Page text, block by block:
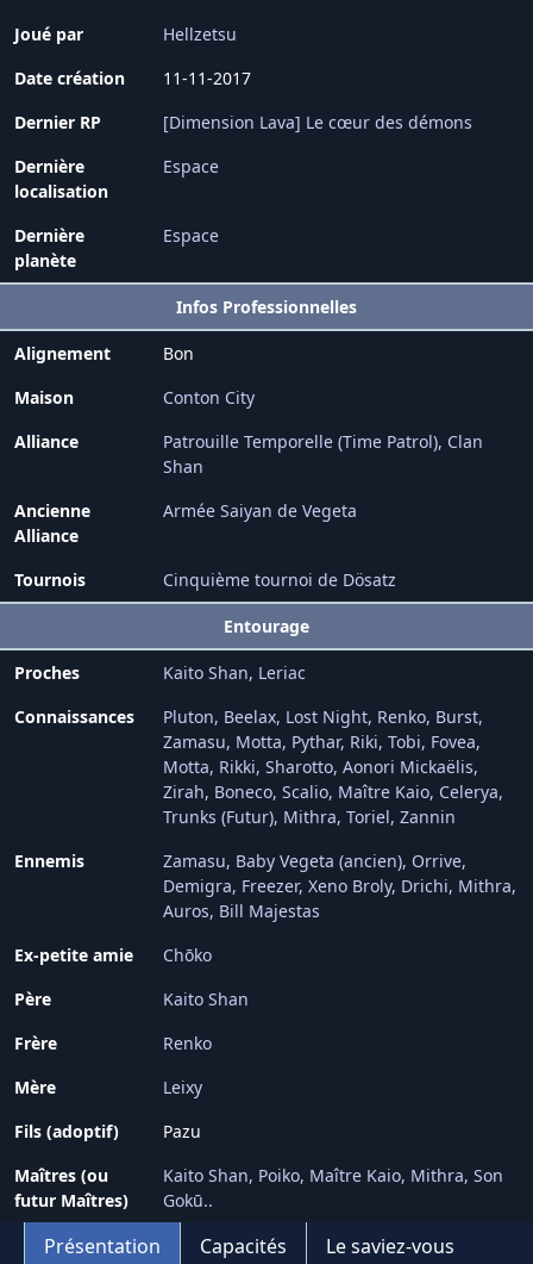
Joué par
Hellzetsu
Date création
11-11-2017
Dernier RP
[Dimension Lava] Le cœur des démons
Dernière
localisation
Espace
Dernière
planète
Espace
Infos Professionnelles
Alignement
Bon
Maison
Conton City
Alliance
Patrouille Temporelle (Time Patrol) Clan
Shan
Ancienne
Alliance
Armée Saiyan de Vegeta
Tournois Cinquième tournoi de Dösatz
Entourage
Proches Kaito Shan Leriac
Connaissances
Pluton Beelax Lost Night Renko Burst
Zamasu Motta Pythar Riki Tobi Fovea
Motta Rikki Sharotto Aonori Mickaëlis
Zirah Boneco Scalio Maître Kaio Celerya
Trunks (Futur) Mithra Toriel Zannin
Ennemis
Zamasu Baby Vegeta (ancien) Orrive
Demigra Freezer Xeno Broly Drichi Mithra
Auros Bill Majestas
Ex-petite amie
Chōko
Père
Kaito Shan
Frère
Renko
Mère
Leixy
Fils (adoptif)
Pazu
Maîtres (ou
futur Maîtres)
Kaito Shan Poiko Maître Kaio Mithra Son
Gokū..
Présentation Capacités Le saviez-vous